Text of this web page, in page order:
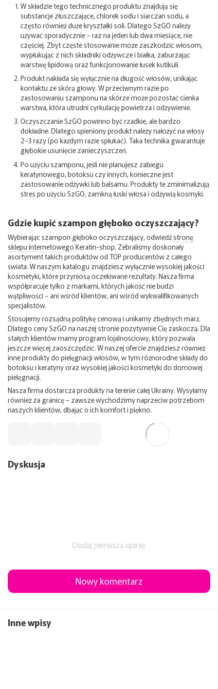
W składzie tego technicznego produktu znajdują się
substancje złuszczające, chlorek sodu i siarczan sodu, a
często również duże kryształki soli. Dlatego SzGO należy
używać sporadycznie – raz na jeden lub dwa miesiące, nie
częściej. Zbyt częste stosowanie może zaszkodzić włosom,
wypłukując z nich składniki odżywcze i białka, zaburzając
warstwę lipidową oraz funkcjonowanie łusek kutikuli.
Produkt nakłada się wyłącznie na długość włosów, unikając
kontaktu ze skórą głowy. W przeciwnym razie po
zastosowaniu szamponu na skórze może pozostać cienka
warstwa, która utrudni cyrkulację powietrza i odżywienie.
Oczyszczanie SzGO powinno być rzadkie, ale bardzo
dokładne. Dlatego spieniony produkt należy nałożyć na włosy
2–3 razy (po każdym razie spłukać). Taka technika gwarantuje
głębokie usunięcie zanieczyszczeń.
Po użyciu szamponu, jeśli nie planujesz zabiegu
keratynowego, botoksu czy innych, konieczne jest
zastosowanie odżywki lub balsamu. Produkty te zminimalizują
stres po użyciu SzGO, zamkną łuski włosa i odżywią kosmyki.
Gdzie kupić szampon głęboko oczyszczający?
Wybierając szampon głęboko oczyszczający, odwiedźstronę
sklepu internetowego Keratin-shop. Zebraliśmy doskonały
asortyment takich produktów od TOP producentów z całego
świata. W naszym katalogu znajdziesz wyłącznie wysokiej jakości
kosmetyki, które przyniosą oczekiwane rezultaty. Nasza firma
współpracuje tylko z markami, których jakość nie budzi
wątpliwości – ani wśród klientów, ani wśród wykwalifikowanych
specjalistów.
Stosujemy rozsądną politykę cenową i unikamy zbędnych marż.
Dlatego ceny SzGO na naszej stronie pozytywnie Cię zaskoczą. Dla
stałych klientów mamy program lojalnościowy, który pozwala
jeszcze więcej zaoszczędzić. W naszej ofercie znajdziesz również
inne produkty do pielęgnacji włosów, w tym różnorodne składy do
botoksu i keratyny oraz wysokiej jakości kosmetyki do domowej
pielęgnacji.
Nasza firma dostarcza produkty na terenie całej Ukrainy. Wysyłamy
również za granicę – zawsze wychodzimy naprzeciw potrzebom
naszych klientów, dbając o ich komfort i piękno.
Dyskusja
Dodaj pierwszą opinię
Nowy komentarz
Inne wpisy